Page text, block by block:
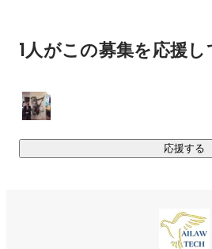
り扱っている分野を以下の通り紹
外国企業と日本企業との合弁事業、
関係、その他の共同事業の助言
日本における子会社、支店、駐在
業登記、様々なビジネス参入にお
1人がこの募集を応援
応援する